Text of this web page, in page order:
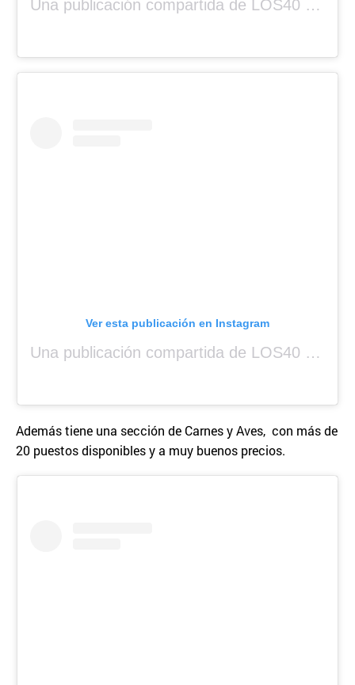
Una publicación compartida de LOS40 Panamá 🇵🇦 🎙️🎶 (@los40panama)
Ver esta publicación en Instagram
Una publicación compartida de LOS40 Panamá 🇵🇦 🎙️🎶 (@los40panama)
Además tiene una sección de Carnes y Aves, con más de
20 puestos disponibles y a muy buenos precios.